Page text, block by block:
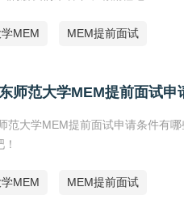
MEM MEM提前面试
师范大学MEM提前面试申
范大学MEM提前面试申请条件有
MEM MEM提前面试